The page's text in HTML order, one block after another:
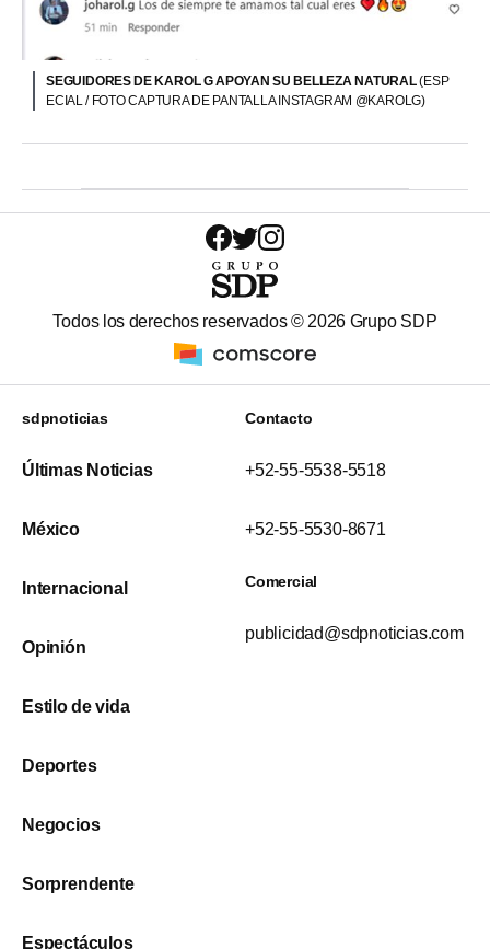
SEGUIDORES DE KAROL G APOYAN SU BELLEZA NATURAL(ESP
ECIAL / FOTO CAPTURA DE PANTALLA INSTAGRAM @KAROLG)
Todos los derechos reservados © 2026 Grupo SDP
sdpnoticias
Últimas Noticias
México
Internacional
Opinión
Estilo de vida
Deportes
Negocios
Sorprendente
Espectáculos
Contacto
+52-55-5538-5518
+52-55-5530-8671
Comercial
publicidad@sdpnoticias.com